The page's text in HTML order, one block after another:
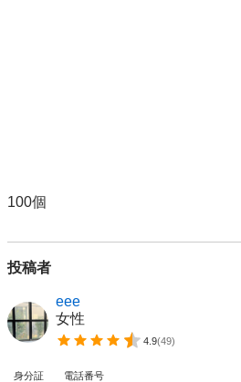
100個
投稿者
eee
女性
4.9(49)
身分証 電話番号